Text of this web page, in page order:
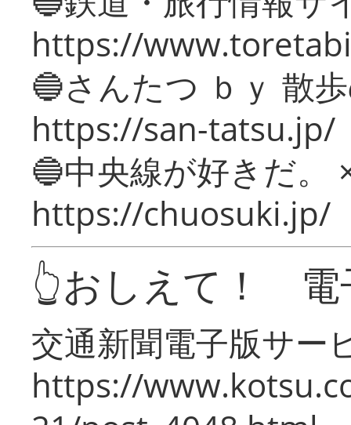
https://
🔵さんたつ ｂｙ 散
https://san-tatsu.jp/
🔵中央線が好きだ。
https://chuosuki.jp/
👆おしえて！ 電
交通新聞電子版サー
https://